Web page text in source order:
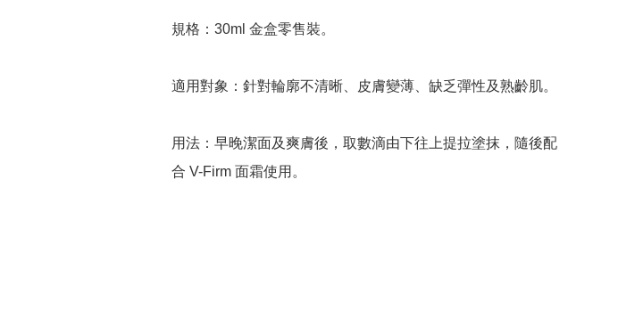
規格：30ml 金盒零售裝。
適用對象：針對輪廓不清晰、皮膚變薄、缺乏彈性及熟齡肌。
用法：早晚潔面及爽膚後，取數滴由下往上提拉塗抹，隨後配
合 V-Firm 面霜使用。